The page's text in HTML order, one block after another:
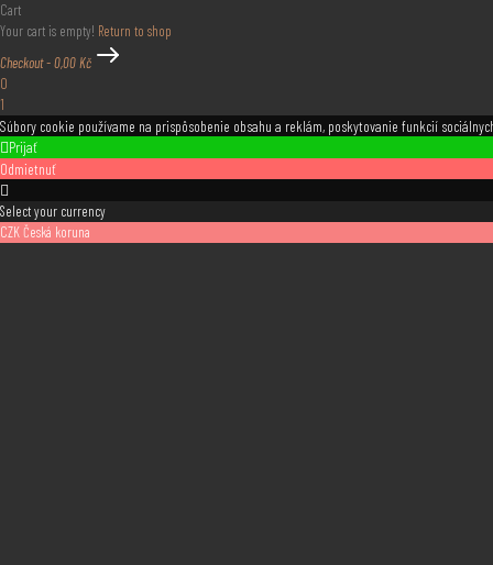
Cart
Your cart is empty! Return to shop
Checkout-0,00 Kč
0
1
Súbory cookie používame na prispôsobenie obsahu a reklám, poskytovanie funkcií
Prijať
Odmietnuť
Select your currency
CZKČeská koruna